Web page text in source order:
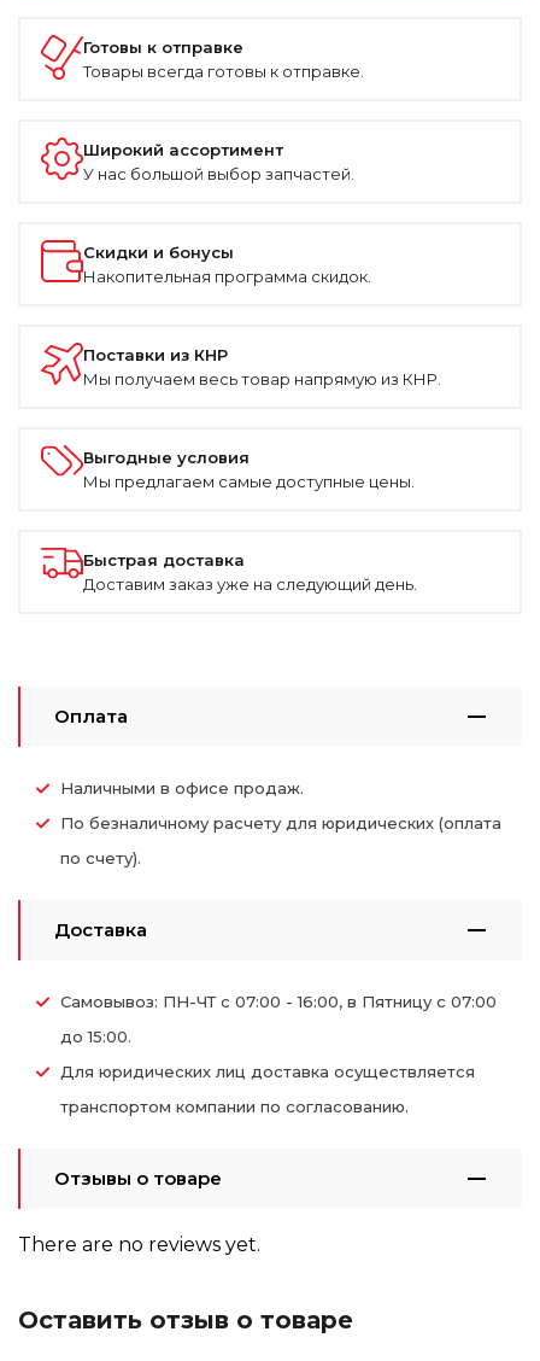
Готовы к отправке
Товары всегда готовы к отправке.
Широкий ассортимент
У нас большой выбор запчастей.
Скидки и бонусы
Накопительная программа скидок.
Поставки из КНР
Мы получаем весь товар напрямую из КНР.
Выгодные условия
Мы предлагаем самые доступные цены.
Быстрая доставка
Доставим заказ уже на следующий день.
Оплата
Наличными в офисе продаж.
По безналичному расчету для юридических (оплата
по счету).
Доставка
Самовывоз: ПН-ЧТ с 07:00 - 16:00, в Пятницу с 07:00
до 15:00.
Для юридических лиц доставка осуществляется
транспортом компании по согласованию.
Отзывы о товаре
There are no reviews yet.
Оставить отзыв о товаре